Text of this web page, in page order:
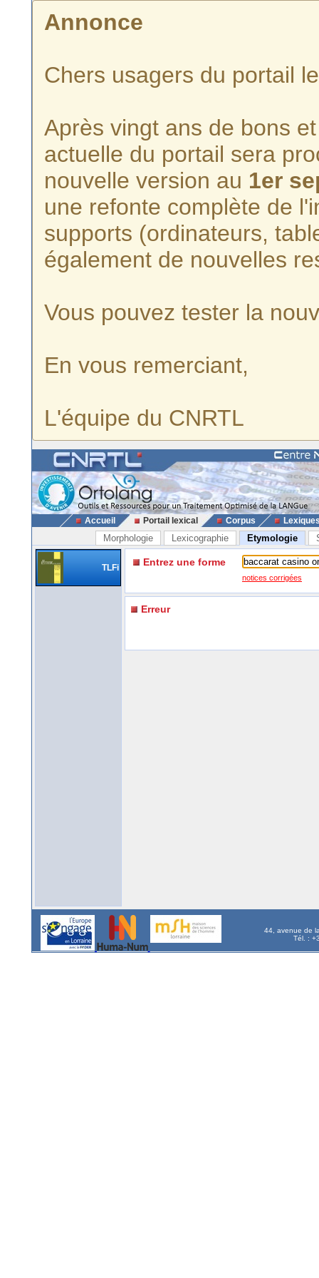
Annonce
Chers usagers du portail
Après vingt ans de bons
actuelle du portail sera
nouvelle version au 1er
une refonte complète de
supports (ordinateurs,
également de nouvelles
Vous pouvez tester la
En vous remerciant,
L'équipe du CNRTL
Accueil Portail lexical Corpus
Morphologie Lexicographie Etymologie
TLFi Entrez une forme
notices corrigées
Erreur
44, avenue de
Tél. :